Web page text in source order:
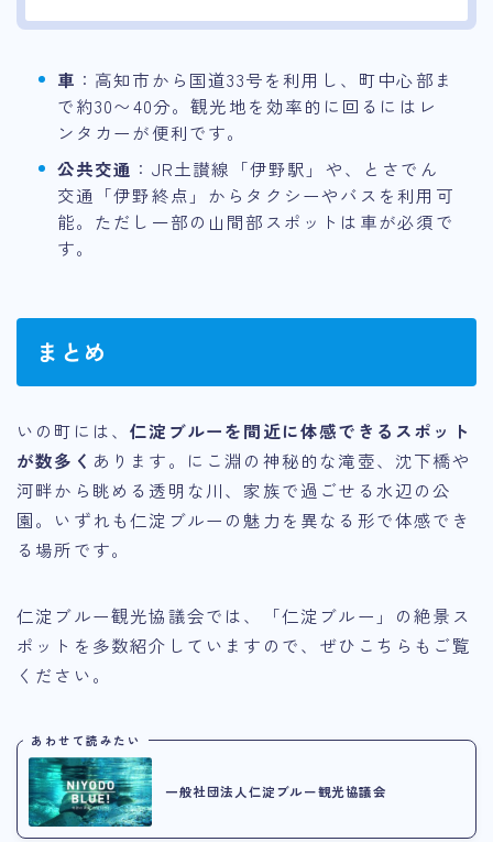
車 ：高知市から国道33号を利用し、町中心部ま
で約30〜40分。観光地を効率的に回るにはレ
ンタカーが便利です。
公共交通 ：JR土讃線「伊野駅」や、とさでん
交通「伊野終点」からタクシーやバスを利用可
能。ただし一部の山間部スポットは車が必須で
す。
まとめ
いの町には、仁淀ブルーを間近に体感できるスポット
が数多く あります。にこ淵の神秘的な滝壺、沈下橋や
河畔から眺める透明な川、家族で過ごせる水辺の公
園。いずれも仁淀ブルーの魅力を異なる形で体感でき
る場所です。
仁淀ブルー観光協議会では、「仁淀ブルー」の絶景ス
ポットを多数紹介していますので、ぜひこちらもご覧
ください。
あわせて読みたい
一般社団法人仁淀ブルー観光協議会